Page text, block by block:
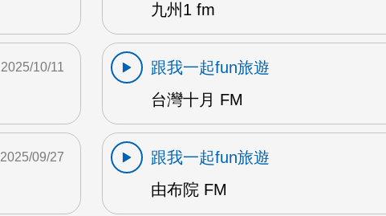
九州1 fm
2025/10/11
跟我一起fun旅遊
台灣十月 FM
2025/09/27
跟我一起fun旅遊
由布院 FM